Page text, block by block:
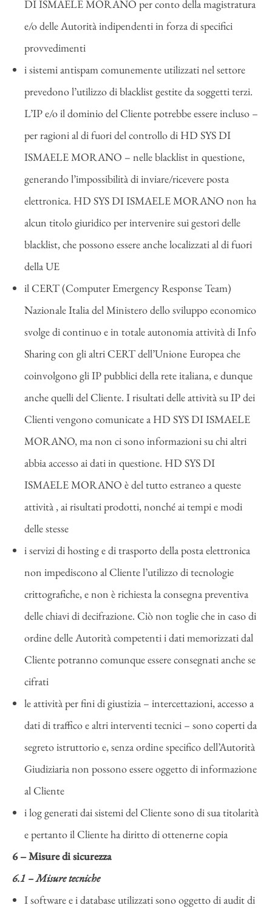
DI ISMAELE MORANO per conto della magistratura
e/o delle Autorità indipendenti in forza di specifici
provvedimenti
i sistemi antispam comunemente utilizzati nel settore
prevedono l’utilizzo di blacklist gestite da soggetti terzi.
L’IP e/o il dominio del Cliente potrebbe essere incluso –
per ragioni al di fuori del controllo di HD SYS DI
ISMAELE MORANO – nelle blacklist in questione,
generando l’impossibilità di inviare/ricevere posta
elettronica. HD SYS DI ISMAELE MORANO non ha
alcun titolo giuridico per intervenire sui gestori delle
blacklist, che possono essere anche localizzati al di fuori
della UE
il CERT (Computer Emergency Response Team)
Nazionale Italia del Ministero dello sviluppo economico
svolge di continuo e in totale autonomia attività di Info
Sharing con gli altri CERT dell’Unione Europea che
coinvolgono gli IP pubblici della rete italiana, e dunque
anche quelli del Cliente. I risultati delle attività su IP dei
Clienti vengono comunicate a HD SYS DI ISMAELE
MORANO, ma non ci sono informazioni su chi altri
abbia accesso ai dati in questione. HD SYS DI
ISMAELE MORANO è del tutto estraneo a queste
attività , ai risultati prodotti, nonché ai tempi e modi
delle stesse
i servizi di hosting e di trasporto della posta elettronica
non impediscono al Cliente l’utilizzo di tecnologie
crittografiche, e non è richiesta la consegna preventiva
delle chiavi di decifrazione. Ciò non toglie che in caso di
ordine delle Autorità competenti i dati memorizzati dal
Cliente potranno comunque essere consegnati anche se
cifrati
le attività per fini di giustizia – intercettazioni, accesso a
dati di traffico e altri interventi tecnici – sono coperti da
segreto istruttorio e, senza ordine specifico dell’Autorità
Giudiziaria non possono essere oggetto di informazione
al Cliente
i log generati dai sistemi del Cliente sono di sua titolarità
e pertanto il Cliente ha diritto di ottenerne copia
6 – Misure di sicurezza
6.1 – Misure tecniche
I software e i database utilizzati sono oggetto di audit di